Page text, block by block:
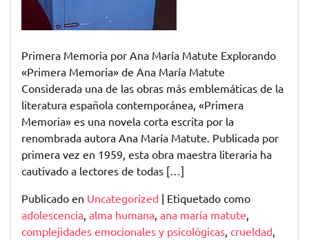
de
María
Matute
Primera Memoria por Ana María Matute Explorando
«Primera Memoria» de Ana María Matute
Considerada una de las obras más emblemáticas de la
literatura española contemporánea, «Primera
Memoria» es una novela corta escrita por la
renombrada autora Ana María Matute. Publicada por
primera vez en 1959, esta obra maestra literaria ha
cautivado a lectores de todas […]
Publicado en Uncategorized | Etiquetado como
adolescencia, alma humana, ana maría matute,
complejidades emocionales y psicológicas, crueldad,